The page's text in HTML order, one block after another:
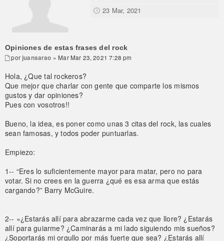
23 Mar, 2021
Opiniones de estas frases del rock
por juansarao » Mar Mar 23, 2021 7:28 pm
Hola, ¿Que tal rockeros?
Que mejor que charlar con gente que comparte los mismos
gustos y dar opiniones?
Pues con vosotros!!
Bueno, la idea, es poner como unas 3 citas del rock, las cuales
sean famosas, y todos poder puntuarlas.
Empiezo:
1-- “Eres lo suficientemente mayor para matar, pero no para
votar. Si no crees en la guerra ¿qué es esa arma que estás
cargando?” Barry McGuire.
2-- «¿Estarás allí para abrazarme cada vez que llore? ¿Estarás
allí para guiarme? ¿Caminarás a mi lado siguiendo mis sueños?
¿Soportarás mi orgullo por más fuerte que sea? ¿Estarás allí